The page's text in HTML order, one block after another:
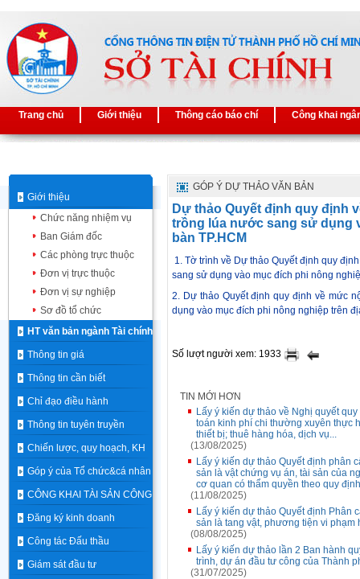
Trang chủ Giới thiệu Thông cáo báo chí Công khai
Giới thiệu
Chức năng nhiệm vụ
Ban Giám đốc
Các phòng trực thuộc
Đơn vị trực thuộc
Đơn vị sự nghiệp
Sơ đồ tổ chức
HT văn bản ngành Tài chính
Thông tin giá
Thông tin cần biết
Chỉ đạo điều hành
Thông tin tuyên truyền
Chiến lược, quy hoạch, KH
Góp ý của Tổ chức&cá nhân
CÔNG KHAI TÀI SẢN CÔNG
Đăng ký kinh doanh
Công tác Đấu thầu
Giám sát đầu tư
GÓP Ý DỰ THẢO VĂN BẢN
Dự thảo Quyết định quy định
trồng lúa nước sang sử dụng
bàn TP.HCM
1. Tờ trình về Dự thảo Quyết định quy
sang sử dụng vào mục đích phi nông
2. Dự thảo Quyết định quy định về mức
dụng vào mục đích phi nông nghiệp trên
Số lượt người xem: 1933
TIN MỚI HƠN
Lấy ý kiến dự thảo về Nghị quyết
toán kinh phí chi thường xuyên thực
thiết bị; thuê hàng hóa, dịch vụ...
(13/08/2025)
Lấy ý kiến dự thảo Quyết định phân
sản là vật chứng vụ án, tài sản của
cơ quan có thẩm quyền theo quy định
(11/08/2025)
Lấy ý kiến dự thảo Quyết định Phân
sản là tang vật, phương tiện vi
(08/08/2025)
Lấy ý kiến dự thảo lần 2 Ban hành
trình, dự án đầu tư công của Thành
(31/07/2025)